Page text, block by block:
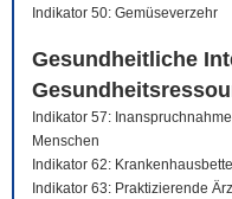
Indikator 50: Gemüseverzehr
Gesundheitliche
Indikator 57:
Menschen
Indikator 62:
Indikator 63: Praktizierende